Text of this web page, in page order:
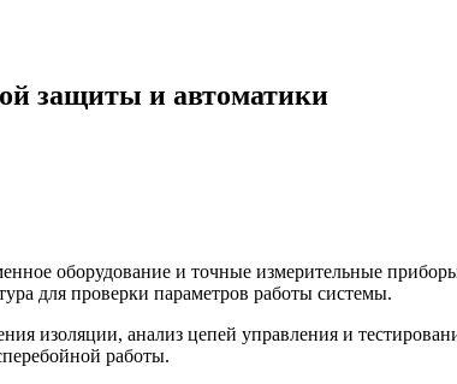
защиты и автоматики
оборудование и точные измерительные
для проверки параметров работы системы.
изоляции, анализ цепей управления и
работы.